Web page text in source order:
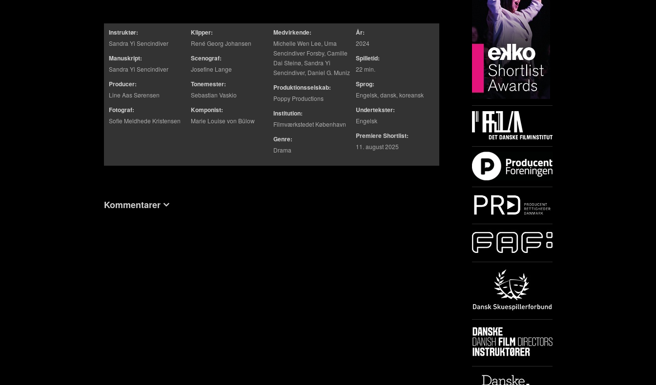
Instruktør:
Sandra Yi Sencindiver
Manuskript:
Sandra Yi Sencindiver
Producer:
Line Aas Sørensen
Fotograf:
Sofie Meldhede Kristensen
Klipper:
René Georg Johansen
Scenograf:
Josefine Lange
Tonemester:
Sebastian Vaskio
Komponist:
Marie Louise von Bülow
Medvirkende:
Michelle Wen Lee, Uma
Sencindiver Forsby, Camille
Dai Steinø, Sandra Yi
Sencindiver, Daniel G. Muniz
Produktionsselskab:
Poppy Productions
Institution:
Filmværkstedet København
Genre:
Drama
År:
2024
Spilletid:
22 min.
Sprog:
Engelsk, dansk, koreansk
Undertekster:
Engelsk
Premiere Shortlist:
11. august 2025
Kommentarer